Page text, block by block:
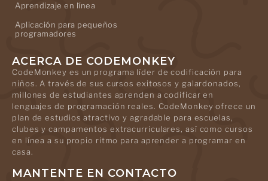
Aprendizaje en línea
Aplicación para pequeños
programadores
ACERCA DE CODEMONKEY
CodeMonkey es un programa líder de codificación para
niños. A través de sus cursos exitosos y galardonados,
millones de estudiantes aprenden a codificar en
lenguajes de programación reales. CodeMonkey ofrece un
plan de estudios atractivo y agradable para escuelas,
clubes y campamentos extracurriculares, así como cursos
en línea a su propio ritmo para aprender a programar en
casa.
MANTENTE EN CONTACTO